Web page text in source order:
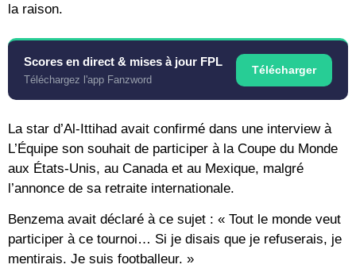
la raison.
Scores en direct & mises à jour FPL
Téléchargez l'app Fanzword
Télécharger
La star d’Al-Ittihad avait confirmé dans une interview à
L’Équipe son souhait de participer à la Coupe du Monde
aux États-Unis, au Canada et au Mexique, malgré
l’annonce de sa retraite internationale.
Benzema avait déclaré à ce sujet : « Tout le monde veut
participer à ce tournoi… Si je disais que je refuserais, je
mentirais. Je suis footballeur. »